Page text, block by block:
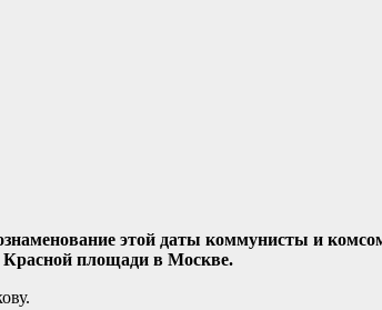
этой даты коммунисты и
площади в Москве.